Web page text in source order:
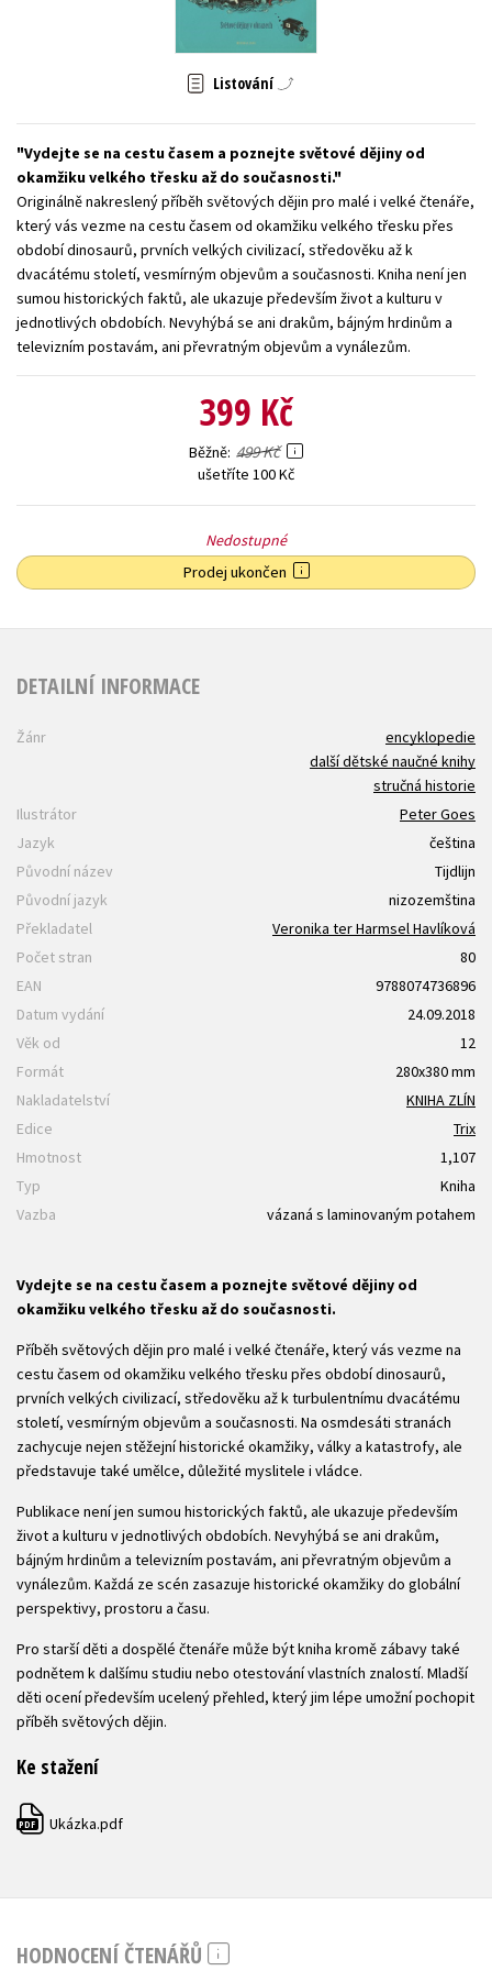
Zahraniční literatura
Všechny tituly
Listování
Vydejte se na cestu časem a poznejte světové dějiny od
okamžiku velkého třesku až do současnosti.
Originálně nakreslený příběh světových dějin pro malé i velké čtenáře,
který vás vezme na cestu časem od okamžiku velkého třesku přes
období dinosaurů, prvních velkých civilizací, středověku až k
dvacátému století, vesmírným objevům a současnosti. Kniha není jen
sumou historických faktů, ale ukazuje především život a kulturu v
jednotlivých obdobích. Nevyhýbá se ani drakům, bájným hrdinům a
televizním postavám, ani převratným objevům a vynálezům.
399 Kč
Běžně 499 Kč
ušetříte 100 Kč
Nedostupné
Prodej ukončen
DETAILNÍ INFORMACE
Žánr
encyklopedie
další dětské naučné knihy
stručná historie
Ilustrátor
Peter Goes
Jazyk
čeština
Původní název
Tijdlijn
Původní jazyk
nizozemština
Překladatel
Veronika ter Harmsel Havlíková
Počet stran
80
EAN
9788074736896
Datum vydání
24.09.2018
Věk od
12
Formát
280x380 mm
Nakladatelství
KNIHA ZLÍN
Edice
Trix
Hmotnost
1,107
Typ
Kniha
Vazba
vázaná s laminovaným potahem
Vydejte se na cestu časem a poznejte světové dějiny od
okamžiku velkého třesku až do současnosti.
Příběh světových dějin pro malé i velké čtenáře, který vás vezme na
cestu časem od okamžiku velkého třesku přes období dinosaurů,
prvních velkých civilizací, středověku až k turbulentnímu dvacátému
století, vesmírným objevům a současnosti. Na osmdesáti stranách
zachycuje nejen stěžejní historické okamžiky, války a katastrofy, ale
představuje také umělce, důležité myslitele i vládce.
Publikace není jen sumou historických faktů, ale ukazuje především
život a kulturu v jednotlivých obdobích. Nevyhýbá se ani drakům,
bájným hrdinům a televizním postavám, ani převratným objevům a
vynálezům. Každá ze scén zasazuje historické okamžiky do globální
perspektivy, prostoru a času.
Pro starší děti a dospělé čtenáře může být kniha kromě zábavy také
podnětem k dalšímu studiu nebo otestování vlastních znalostí. Mladší
děti ocení především ucelený přehled, který jim lépe umožní pochopit
příběh světových dějin.
Ke stažení
PDF Ukázka.pdf
HODNOCENÍ ČTENÁŘŮ